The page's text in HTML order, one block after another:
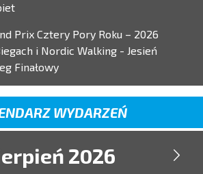
Prix Cztery Pory Roku – 2026
i Nordic Walking - Jesień
Finałowy
WYDARZEŃ
2026 